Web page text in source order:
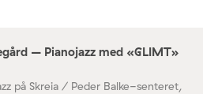
– Pianojazz med «GLIMT»
på Skreia / Peder Balke-senteret,